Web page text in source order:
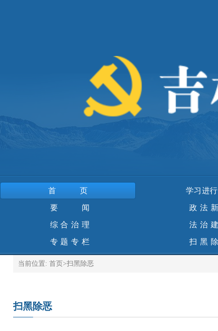
首页 学习进
要 闻 政法
综合治理 法治
专题专栏 扫黑
当前位置: 首页 >扫黑除恶
扫黑除恶